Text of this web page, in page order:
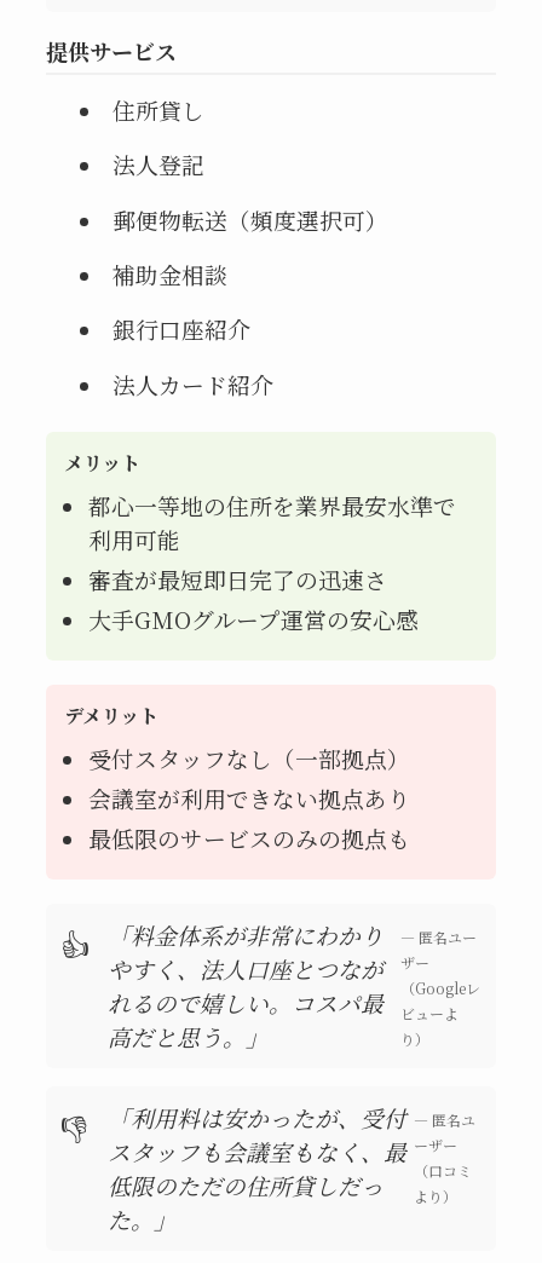
提供サービス
住所貸し
法人登記
郵便物転送（頻度選択可）
補助金相談
銀行口座紹介
法人カード紹介
メリット
都心一等地の住所を業界最安水準で
利用可能
審査が最短即日完了の迅速さ
大手GMOグループ運営の安心感
デメリット
受付スタッフなし（一部拠点）
会議室が利用できない拠点あり
最低限のサービスのみの拠点も
👍
「料金体系が非常にわかり
やすく、法人口座とつなが
れるので嬉しい。コスパ最
高だと思う。」
— 匿名ユー
ザー
（Googleレ
ビューよ
り）
👎
「利用料は安かったが、受付
スタッフも会議室もなく、最
低限のただの住所貸しだっ
た。」
— 匿名ユ
ーザー
（口コミ
より）